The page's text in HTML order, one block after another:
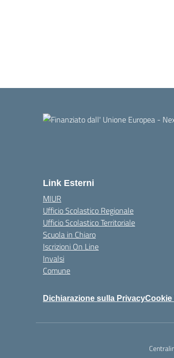
Link Esterni
MIUR
Ufficio Scolastico Regionale
Ufficio Scolastico Territoriale
Scuola in Chiaro
Iscrizioni On Line
Invalsi
Comune
Dichiarazione sulla PrivacyCookie